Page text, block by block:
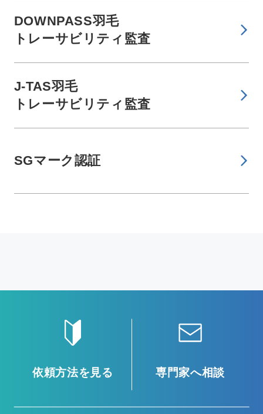
DOWNPASS羽毛
トレーサビリティ監査
J-TAS羽毛
トレーサビリティ監査
SGマーク認証
依頼方法を見る 専門家へ相談